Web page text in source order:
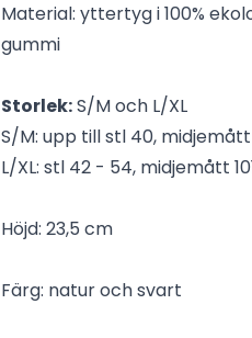
Material: yttertyg i 100%
gummi
Storlek:S/M och L/XL
S/M: upp till stl 40,
L/XL: stl 42 - 54, midjemått
Höjd: 23,5 cm
Färg: natur och svart